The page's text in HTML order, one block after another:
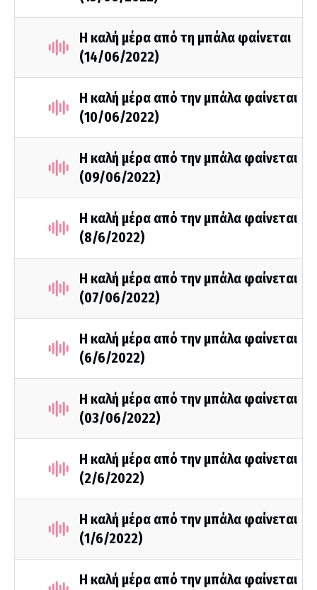
Η καλή μέρα από τη μπάλα φαίνεται
(14/06/2022)
Η καλή μέρα από την μπάλα φαίνεται
(10/06/2022)
Η καλή μέρα από την μπάλα φαίνεται
(09/06/2022)
Η καλή μέρα από την μπάλα φαίνεται
(8/6/2022)
Η καλή μέρα από την μπάλα φαίνεται
(07/06/2022)
Η καλή μέρα από την μπάλα φαίνεται
(6/6/2022)
Η καλή μέρα από την μπάλα φαίνεται
(03/06/2022)
Η καλή μέρα από την μπάλα φαίνεται
(2/6/2022)
Η καλή μέρα από την μπάλα φαίνεται
(1/6/2022)
Η καλή μέρα από την μπάλα φαίνεται